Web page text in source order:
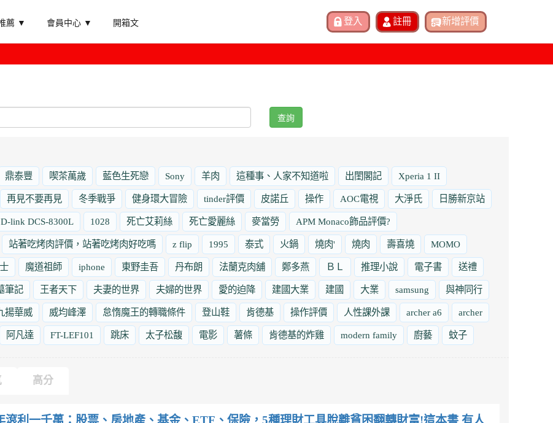
薦 ▼ 會員中心 ▼ 開箱文
查詢
鼎泰豐 喫茶萬歲 藍色生死戀 Sony 羊肉 這種事、人家不知道啦 出閨閣記 Xperia 1 II
再見不要再見 冬季戰爭 健身環大冒險 tinder評價 皮諾丘 操作 AOC電視 大淨氏 日勝新京站
D-link DCS-8300L 1028 死亡艾莉絲 死亡愛麗絲 麥當勞 APM Monaco飾品評價?
站著吃烤肉評價，站著吃烤肉好吃嗎 z flip 1995 泰式 火鍋 燒肉' 燒肉 壽喜燒 MOMO
魔道祖師 iphone 東野圭吾 丹布朗 法蘭克肉舖 鄭多燕 ＢＬ 推理小說 電子書 送禮
筆記 王者天下 夫妻的世界 夫婦的世界 愛的迫降 建國大業 建國 大業 samsung 與神同行
揚華威 威均峰澤 怠惰魔王的轉職條件 登山鞋 肯德基 操作評價 人性課外課 archer a6 archer
阿凡達 FT-LEF101 跳床 太子松馥 電影 薯條 肯德基的炸雞 modern family 廚藝 蚊子
高分
滾利一千萬：股票、房地產、基金、ETF、保險，5種理財工具脫離貧困翻轉財富!這本書 有人